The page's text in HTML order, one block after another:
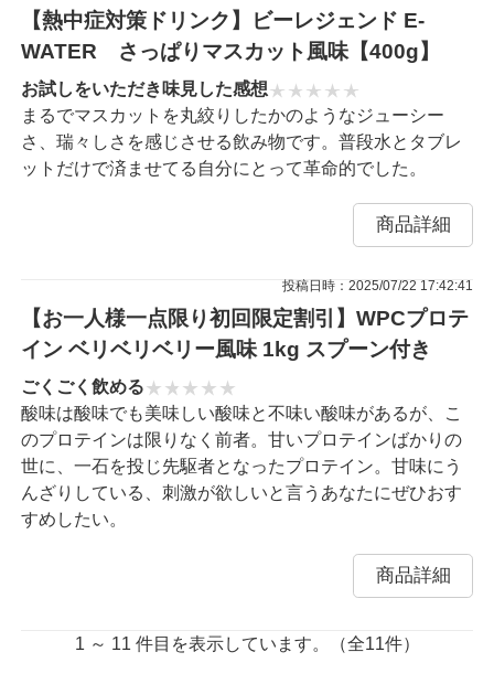
【熱中症対策ドリンク】ビーレジェンド E-
WATER さっぱりマスカット風味【400g】
お試しをいただき味見した感想
まるでマスカットを丸絞りしたかのようなジューシー
さ、瑞々しさを感じさせる飲み物です。普段水とタブレ
ットだけで済ませてる自分にとって革命的でした。
商品詳細
投稿日時：2025/07/22 17:42:41
【お一人様一点限り初回限定割引】WPCプロテ
イン ベリベリベリー風味 1kg スプーン付き
ごくごく飲める
酸味は酸味でも美味しい酸味と不味い酸味があるが、こ
のプロテインは限りなく前者。甘いプロテインばかりの
世に、一石を投じ先駆者となったプロテイン。甘味にう
んざりしている、刺激が欲しいと言うあなたにぜひおす
すめしたい。
商品詳細
1 ～ 11 件目を表示しています。（全11件）